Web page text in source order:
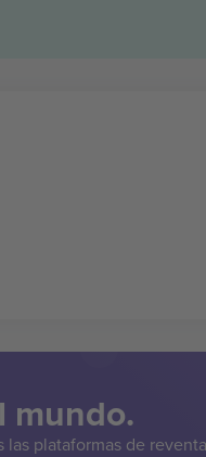
mundo.
plataformas de